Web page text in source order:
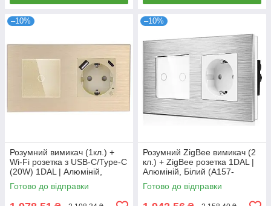
–10%
Розумний вимикач (1кл.) +
Wi-Fi розетка з USB-C/Type-C
(20W) 1DAL | Алюміній,
Золото (A157-GSW1G.WF-
STUTC.WF.GD)
Готово до відправки
–10%
Розумний ZigBee вимикач (2
кл.) + ZigBee розетка 1DAL |
Алюміній, Білий (A157-
GSW2G.ZB-ST.ZB.WT)
Готово до відправки